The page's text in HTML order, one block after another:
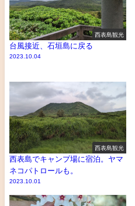
西表島観光
台風接近、石垣島に戻る
2023.10.04
西表島観光
西表島でキャンプ場に宿泊。ヤマ
ネコパトロールも。
2023.10.01